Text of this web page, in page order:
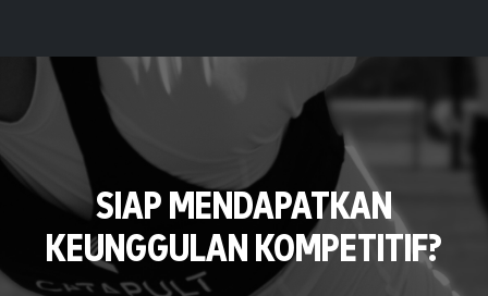
SIAP MENDAPATKAN
KEUNGGULAN KOMPETITIF?